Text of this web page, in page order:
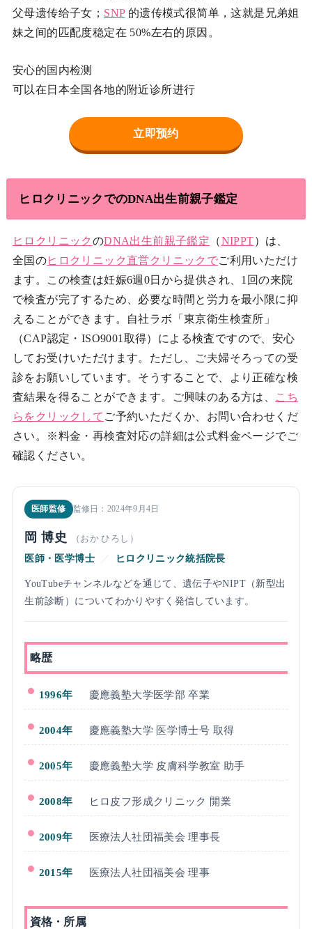
父母遗传给子女； SNP的遗传模式很简单，这就是兄弟姐
妹之间的匹配度稳定在 50%左右的原因。
安心的国内检测
可以在日本全国各地的附近诊所进行
立即预约
ヒロクリニックでのDNA出生前親子鑑定
ヒロクリニック のDNA出生前親子鑑定 （NIPPT）は、
全国のヒロクリニック 直営クリニックでご利用いただけ
ます。この検査は妊娠6週0日から提供され、1回の来院
で検査が完了するため、必要な時間と労力を最小限に抑
えることができます。自社ラボ「東京衛生検査所」
（CAP認定・ISO9001取得）による検査ですので、安心
してお受けいただけます。ただし、ご夫婦そろっての受
診をお願いしています。そうすることで、より正確な検
査結果を得ることができます。ご興味のある方は、
こち
らをクリックして ご予約いただくか、お問い合わせくだ
さい。※料金・再検査対応の詳細は公式料金ページでご
確認ください。
医師監修 監修日：2024年9月4日
岡 博史
（おか ひろし）
医師・医学博士
／ ヒロクリニック統括院長
YouTubeチャンネルなどを通じて、遺伝子やNIPT（新型出
生前診断）についてわかりやすく発信しています。
略歴
1996年 慶應義塾大学医学部 卒業
2004年 慶應義塾大学 医学博士号 取得
2005年 慶應義塾大学 皮膚科学教室 助手
2008年 ヒロ皮フ形成クリニック 開業
2009年 医療法人社団福美会 理事長
2015年 医療法人社団福美会 理事
資格・所属